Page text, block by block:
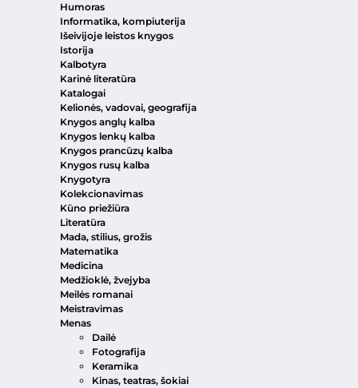
Humoras
Informatika, kompiuterija
Išeivijoje leistos knygos
Istorija
Kalbotyra
Karinė literatūra
Katalogai
Kelionės, vadovai, geografija
Knygos anglų kalba
Knygos lenkų kalba
Knygos prancūzų kalba
Knygos rusų kalba
Knygotyra
Kolekcionavimas
Kūno priežiūra
Literatūra
Mada, stilius, grožis
Matematika
Medicina
Medžioklė, žvejyba
Meilės romanai
Meistravimas
Menas
Dailė
Fotografija
Keramika
Kinas, teatras, šokiai